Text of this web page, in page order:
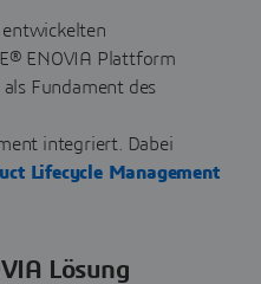
entwickelten
ENOVIA Plattform
Fundament des
integriert. Dabei
Lifecycle Management
Lösung